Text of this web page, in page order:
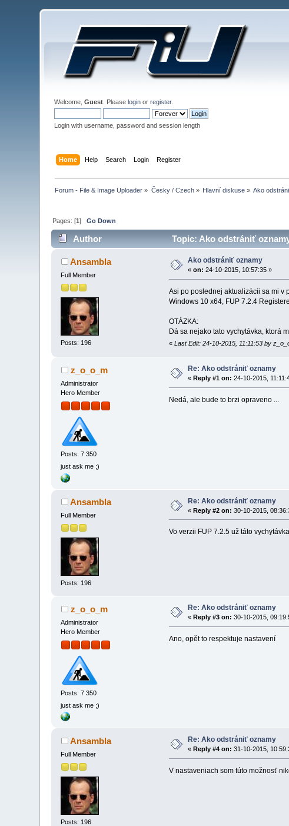
Welcome,Guest . Pleaselogin orregister.
Login with username, password and session length
Home Help Search Login Register
Forum - File & Image Uploader » Česky / Czech» Hlavní diskuse » Ako
Pages: [1]Go Down
Author Topic: Ako odstrániť
Ansambla
Full Member
Posts: 196
Ako odstrániť oznamy
«on: 24-10-2015, 10:57:35 »
Asi po poslednej aktualizácii sa mi v
Windows 10 x64, FUP 7.2.4
OTÁZKA:
Dá sa nejako tato vychytávka, ktorá
« Last Edit: 24-10-2015, 11:11:53 by
z_o_o_m
Administrator
Hero Member
Posts: 7 350
just ask me ;)
Re: Ako odstrániť oznamy
« Reply #1 on: 24-10-2015,
Nedá, ale bude to brzi opraveno ...
Ansambla
Full Member
Posts: 196
Re: Ako odstrániť oznamy
«Reply #2 on: 30-10-2015,
Vo verzii FUP 7.2.5 už táto
z_o_o_m
Administrator
Hero Member
Posts: 7 350
just ask me ;)
Re: Ako odstrániť oznamy
« Reply #3 on: 30-10-2015,
Ano, opět to respektuje nastavení
Ansambla
Full Member
Posts: 196
Re: Ako odstrániť oznamy
« Reply #4 on: 31-10-2015,
V nastaveniach som túto možnosť